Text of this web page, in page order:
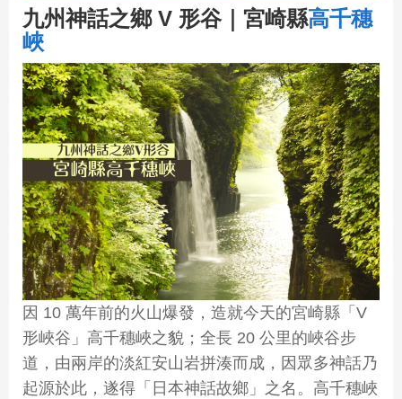
九州神話之鄉 V 形谷｜宮崎縣高千穗
峽
因 10 萬年前的火山爆發，造就今天的宮崎縣「V
形峽谷」高千穗峽之貌；全長 20 公里的峽谷步
道，由兩岸的淡紅安山岩拼湊而成，因眾多神話乃
起源於此，遂得「日本神話故鄉」之名。高千穗峽